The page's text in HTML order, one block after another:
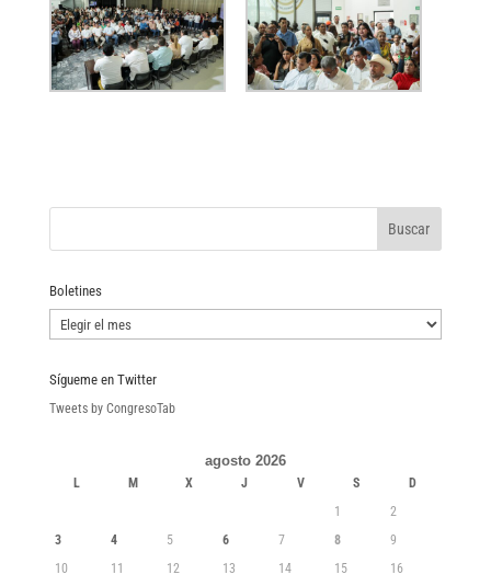
Boletines
Boletines
Sígueme en Twitter
Tweets by CongresoTab
agosto 2026
L M X J V S
D
1
2
3
4 5 6 7 8
9
10
11 12 13 14 15
16